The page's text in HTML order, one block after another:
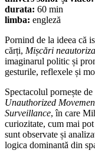
durata: 60 min
limba: engleză
Pornind de la ideea că
cărți, Mișcări
imaginarul politic și
gesturile, reflexele și
Spectacolul pornește
Unauthorized
Surveillance, în care
curiozitate, cum mai
sunt observate și
logica dominantă din